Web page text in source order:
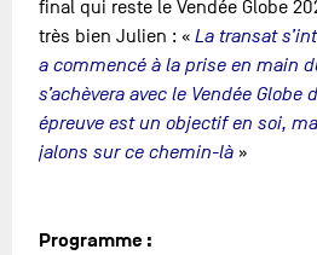
final qui reste le Vendée Globe
très bien Julien : «La transat
a commencé à la prise en main
s’achèvera avec le Vendée Globe
épreuve est un objectif en soi,
jalons sur ce chemin-là »
Programme :